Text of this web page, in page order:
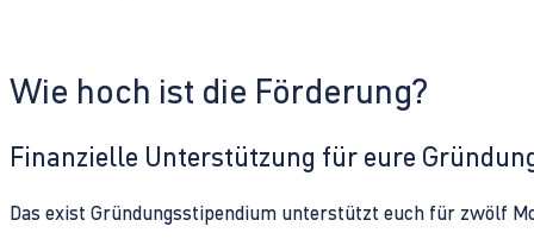
Wie hoch ist die Förderung?
Finanzielle Unterstützung für eure
Das exist Gründungsstipendium unterstützt euch für zwölf